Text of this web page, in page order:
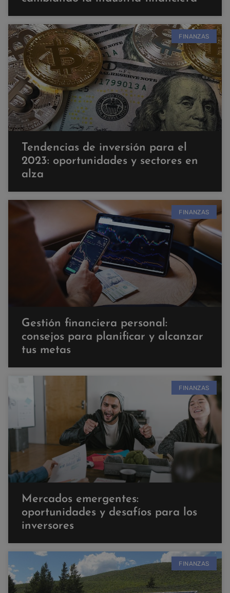
FINANZAS
Tendencias de inversión para el
2023: oportunidades y sectores en
alza
FINANZAS
Gestión financiera personal:
consejos para planificar y alcanzar
tus metas
FINANZAS
Mercados emergentes:
oportunidades y desafíos para los
inversores
FINANZAS